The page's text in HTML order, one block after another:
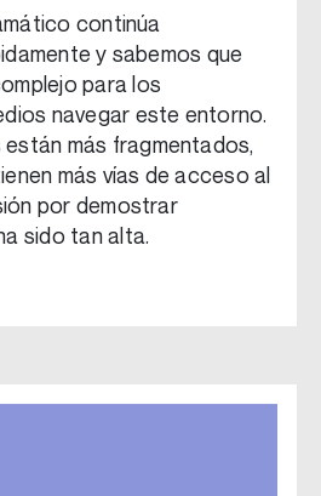
continúa
y sabemos que
para los
navegar este entorno.
más fragmentados,
más vías de acceso al
por demostrar
sido tan alta.